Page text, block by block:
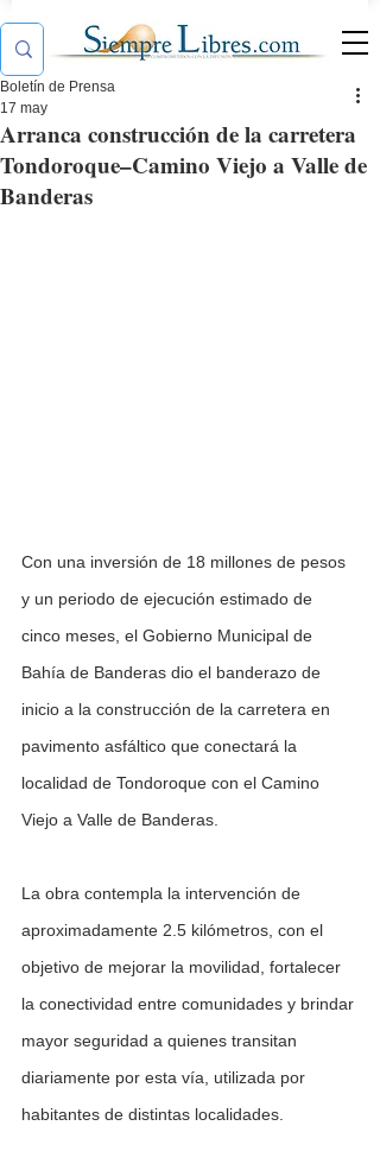
Arranca construcción de la carretera
Tondoroque–Camino Viejo a Valle de
Banderas
Boletín de Prensa
17 may
Con una inversión de 18 millones de pesos
y un periodo de ejecución estimado de
cinco meses, el Gobierno Municipal de
Bahía de Banderas dio el banderazo de
inicio a la construcción de la carretera en
pavimento asfáltico que conectará la
localidad de Tondoroque con el Camino
Viejo a Valle de Banderas.
La obra contempla la intervención de
aproximadamente 2.5 kilómetros, con el
objetivo de mejorar la movilidad, fortalecer
la conectividad entre comunidades y brindar
mayor seguridad a quienes transitan
diariamente por esta vía, utilizada por
habitantes de distintas localidades.